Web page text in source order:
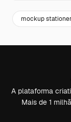
mockup
A plataforma
Mais de 1